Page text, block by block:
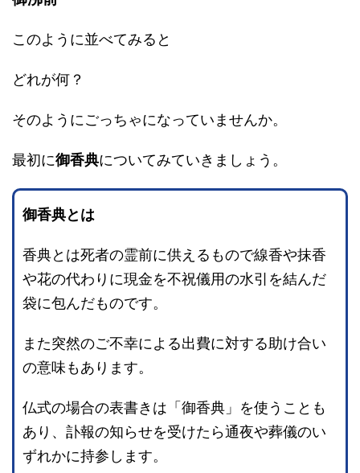
このように並べてみると
どれが何？
そのようにごっちゃになっていませんか。
最初に御香典についてみていきましょう。
御香典とは
香典とは死者の霊前に供えるもので線香や抹香
や花の代わりに現金を不祝儀用の水引を結んだ
袋に包んだものです。
また突然のご不幸による出費に対する助け合い
の意味もあります。
仏式の場合の表書きは「御香典」を使うことも
あり、訃報の知らせを受けたら通夜や葬儀のい
ずれかに持参します。